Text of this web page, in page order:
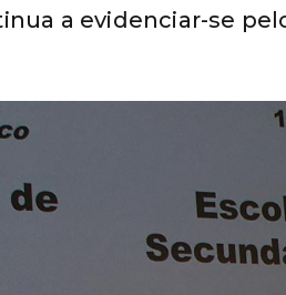
a evidenciar-se